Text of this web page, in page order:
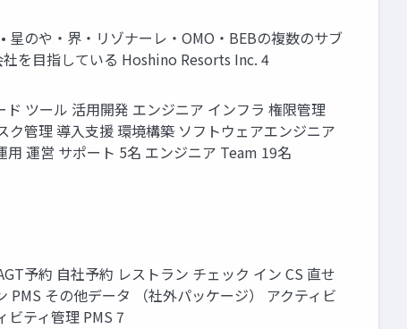
のや・界・リゾナーレ・OMO・BEBの複数のサブ
を目指している Hoshino Resorts Inc. 4
ツール 活用開発 エンジニア インフラ 権限管理
管理 導入支援 環境構築 ソフトウェアエンジニア
運営 サポート 5名 エンジニア Team 19名
予約 自社予約 レストラン チェック イン CS 直せ
その他データ （社外パッケージ） アクティビ
ビティ管理 PMS 7